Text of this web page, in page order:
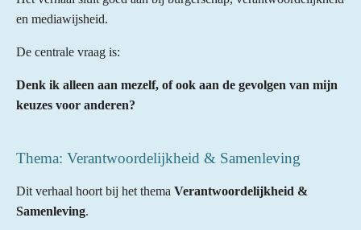
en mediawijsheid.
De centrale vraag is:
Denk ik alleen aan mezelf, of ook aan de gevolgen van mijn
keuzes voor anderen?
Thema: Verantwoordelijkheid & Samenleving
Dit verhaal hoort bij het thema Verantwoordelijkheid &
Samenleving.